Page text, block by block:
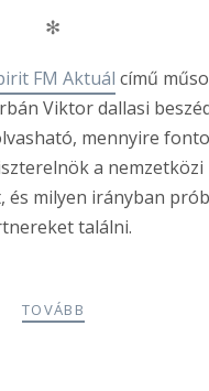
✻
FM Aktuál című
Viktor dallasi
mennyire
a nemzetközi
és milyen irányban
találni.
TOVÁBB